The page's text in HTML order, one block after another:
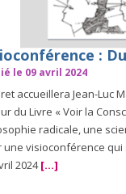
:
le 09 avril 2024
accueillera Jean-Luc
du Livre « Voir la
radicale, une
une visioconférence
2024[...]